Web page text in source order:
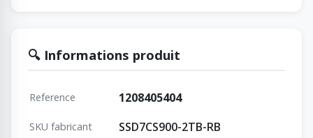
🔍 Informations produit
Reference 1208405404
SKU fabricant SSD7CS900-2TB-RB